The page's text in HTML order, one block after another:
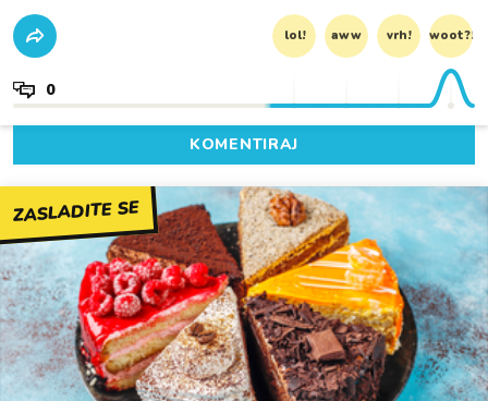
lol! aww vrh! woot?!
0
KOMENTIRAJ
ZASLADITE SE